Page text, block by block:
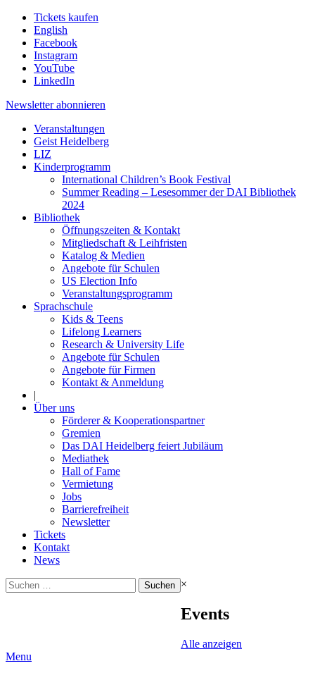
Tickets kaufen
English
Facebook
Instagram
YouTube
LinkedIn
Newsletter abonnieren
Veranstaltungen
Geist Heidelberg
LIZ
Kinderprogramm
International Children’s Book Festival
Summer Reading – Lesesommer der DAI Bibliothek
2024
Bibliothek
Öffnungszeiten & Kontakt
Mitgliedschaft & Leihfristen
Katalog & Medien
Angebote für Schulen
US Election Info
Veranstaltungsprogramm
Sprachschule
Kids & Teens
Lifelong Learners
Research & University Life
Angebote für Schulen
Angebote für Firmen
Kontakt & Anmeldung
|
Über uns
Förderer & Kooperationspartner
Gremien
Das DAI Heidelberg feiert Jubiläum
Mediathek
Hall of Fame
Vermietung
Jobs
Barrierefreiheit
Newsletter
Tickets
Kontakt
News
Suchen
nach:
×
Events
Alle anzeigen
Menu